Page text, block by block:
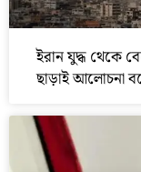
ইরান যুদ্ধ থেকে
ছাড়াই আলোচনা